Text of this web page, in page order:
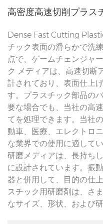
高密度高速切削プラス
Dense Fast Cutting
チック表面の滑らかで洗
点で、ゲームチェンジャ
ク メディアは、高速切断
計されており、表面仕上
す。プラスチック部品の
要な場合でも、当社の高
てを処理できます。当社
動車、医療、エレクトロ
な業界での使用に適して
研磨メディアは、長持ち
に設計されています。振
器と併用して、目的の仕
スチック用研磨剤は、さ
なサイズ、形状、および